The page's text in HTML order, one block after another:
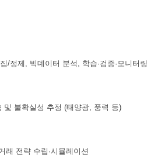
/정제, 빅데이터 분석, 학습·검증·모니터링
및 불확실성 추정 (태양광, 풍력 등)
래 전략 수립·시뮬레이션